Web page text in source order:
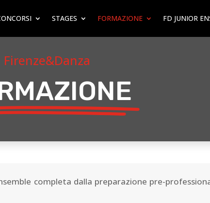
STAGES FORMAZIONE FD JUNIOR
Firenze&Danza
completa dalla preparazione pre-